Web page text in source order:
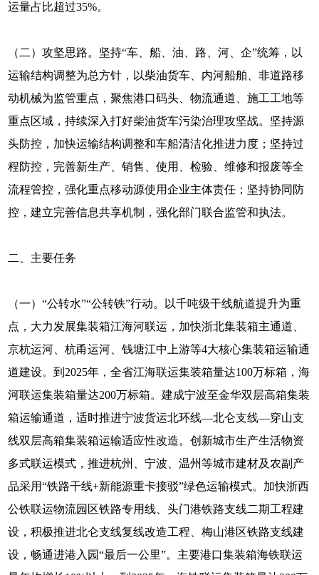
运量占比超过35%。
（二）攻坚思路。坚持“车、船、油、路、河、企”统筹，以
运输结构调整为总方针，以柴油货车、内河船舶、非道路移
动机械为监管重点，聚焦港口码头、物流通道、施工工地等
重点区域，持续深入打好柴油货车污染治理攻坚战。坚持源
头防控，加快运输结构调整和车船清洁化推进力度；坚持过
程防控，完善新生产、销售、使用、检验、维修和报废等全
流程管控，强化重点移动源使用企业主体责任；坚持协同防
控，建立完善信息共享机制，强化部门联合监管和执法。
二、主要任务
（一）“公转水”“公转铁”行动。以千吨级干线航道提升为重
点，大力发展集装箱江海河联运，加快浙北集装箱主通道、
京杭运河、杭甬运河、钱塘江中上游等4大核心集装箱运输通
道建设。到2025年，全省江海联运集装箱量达100万标箱，海
河联运集装箱量达200万标箱。建成宁波至金华双层高箱集装
箱运输通道，适时推进宁波货运北环线—北仑支线—穿山支
线双层高箱集装箱运输适应性改造。创新城市生产生活物资
多式联运模式，推进杭州、宁波、温州等城市建材及农副产
品采用“铁路干线+新能源重卡接驳”绿色运输模式。加快浙西
公铁联运物流园区铁路专用线、头门港铁路支线二期工程建
设，积极推进北仑支线复线改造工程、梅山港区铁路支线建
设，畅通进港入园“最后一公里”。主要港口集装箱海铁联运